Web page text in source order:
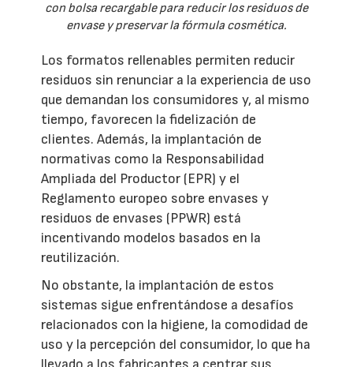
con bolsa recargable para reducir los residuos de
envase y preservar la fórmula cosmética.
Los formatos rellenables permiten reducir
residuos sin renunciar a la experiencia de uso
que demandan los consumidores y, al mismo
tiempo, favorecen la fidelización de
clientes. Además, la implantación de
normativas como la Responsabilidad
Ampliada del Productor (EPR) y el
Reglamento europeo sobre envases y
residuos de envases (PPWR) está
incentivando modelos basados en la
reutilización.
No obstante, la implantación de estos
sistemas sigue enfrentándose a desafíos
relacionados con la higiene, la comodidad de
uso y la percepción del consumidor, lo que ha